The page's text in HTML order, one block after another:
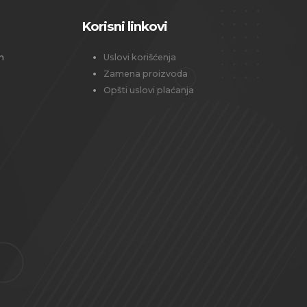
Korisni linkovi
Uslovi korišćenja
Zamena proizvoda
Opšti uslovi plaćanja